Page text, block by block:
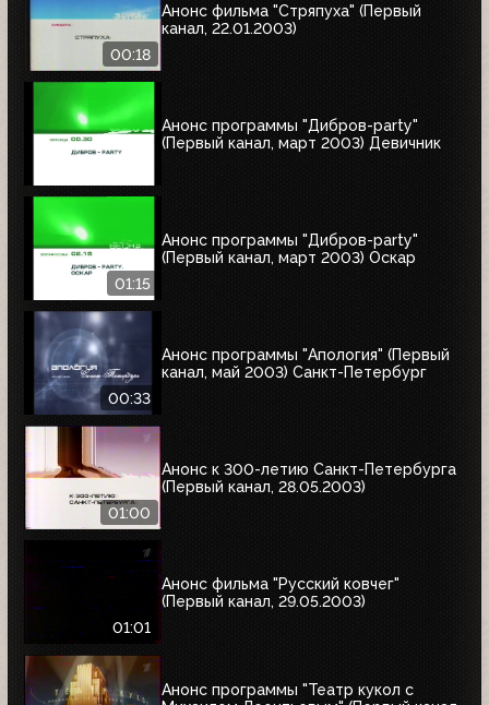
00:18
Анонс фильма "Стряпуха" (Первый
канал, 22.01.2003)
Анонс программы "Дибров-party"
(Первый канал, март 2003) Девичник
01:15
Анонс программы "Дибров-party"
(Первый канал, март 2003) Оскар
00:33
Анонс программы "Апология" (Первый
канал, май 2003) Cанкт-Петербург
01:00
Анонс к 300-летию Санкт-Петербурга
(Первый канал, 28.05.2003)
01:01
Анонс фильма "Русский ковчег"
(Первый канал, 29.05.2003)
Анонс программы "Театр кукол с